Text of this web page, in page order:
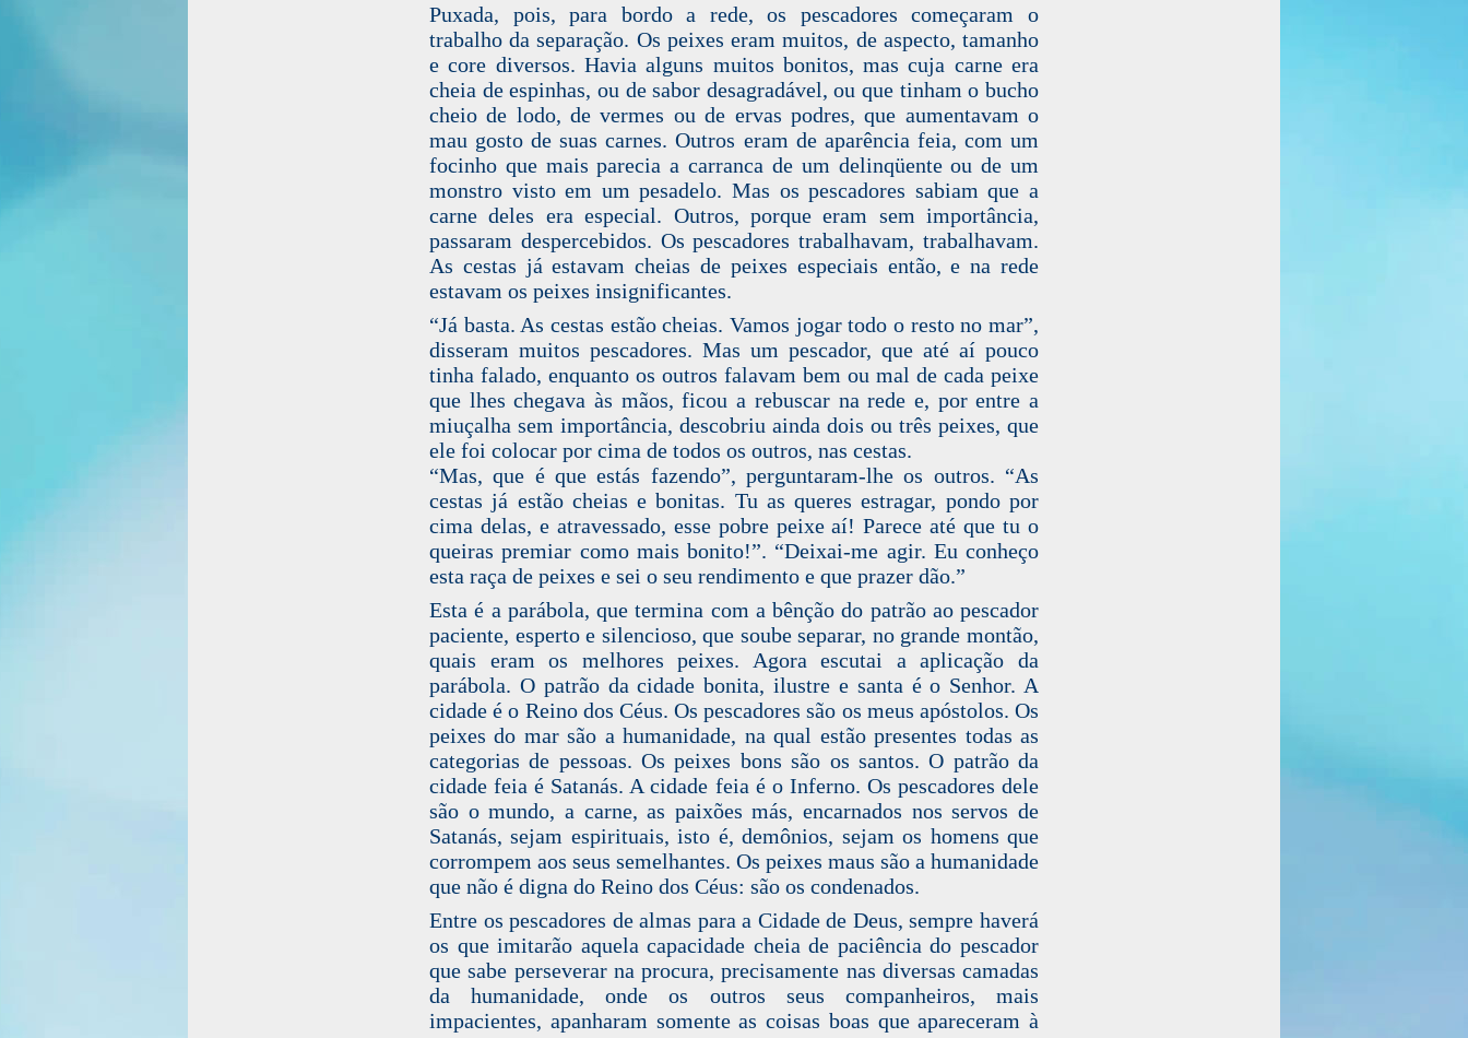
Puxada, pois, para bordo a rede, os pescadores começaram o
trabalho da separação. Os peixes eram muitos, de aspecto, tamanho
e core diversos. Havia alguns muitos bonitos, mas cuja carne era
cheia de espinhas, ou de sabor desagradável, ou que tinham o bucho
cheio de lodo, de vermes ou de ervas podres, que aumentavam o
mau gosto de suas carnes. Outros eram de aparência feia, com um
focinho que mais parecia a carranca de um delinqüente ou de um
monstro visto em um pesadelo. Mas os pescadores sabiam que a
carne deles era especial. Outros, porque eram sem importância,
passaram despercebidos. Os pescadores trabalhavam, trabalhavam.
As cestas já estavam cheias de peixes especiais então, e na rede
estavam os peixes insignificantes.
“Já basta. As cestas estão cheias. Vamos jogar todo o resto no mar”,
disseram muitos pescadores. Mas um pescador, que até aí pouco
tinha falado, enquanto os outros falavam bem ou mal de cada peixe
que lhes chegava às mãos, ficou a rebuscar na rede e, por entre a
miuçalha sem importância, descobriu ainda dois ou três peixes, que
ele foi colocar por cima de todos os outros, nas cestas.
“Mas, que é que estás fazendo”, perguntaram-lhe os outros. “As
cestas já estão cheias e bonitas. Tu as queres estragar, pondo por
cima delas, e atravessado, esse pobre peixe aí! Parece até que tu o
queiras premiar como mais bonito!”. “Deixai-me agir. Eu conheço
esta raça de peixes e sei o seu rendimento e que prazer dão.”
Esta é a parábola, que termina com a bênção do patrão ao pescador
paciente, esperto e silencioso, que soube separar, no grande montão,
quais eram os melhores peixes. Agora escutai a aplicação da
parábola. O patrão da cidade bonita, ilustre e santa é o Senhor. A
cidade é o Reino dos Céus. Os pescadores são os meus apóstolos. Os
peixes do mar são a humanidade, na qual estão presentes todas as
categorias de pessoas. Os peixes bons são os santos. O patrão da
cidade feia é Satanás. A cidade feia é o Inferno. Os pescadores dele
são o mundo, a carne, as paixões más, encarnados nos servos de
Satanás, sejam espirituais, isto é, demônios, sejam os homens que
corrompem aos seus semelhantes. Os peixes maus são a humanidade
que não é digna do Reino dos Céus: são os condenados.
Entre os pescadores de almas para a Cidade de Deus, sempre haverá
os que imitarão aquela capacidade cheia de paciência do pescador
que sabe perseverar na procura, precisamente nas diversas camadas
da humanidade, onde os outros seus companheiros, mais
impacientes, apanharam somente as coisas boas que apareceram à